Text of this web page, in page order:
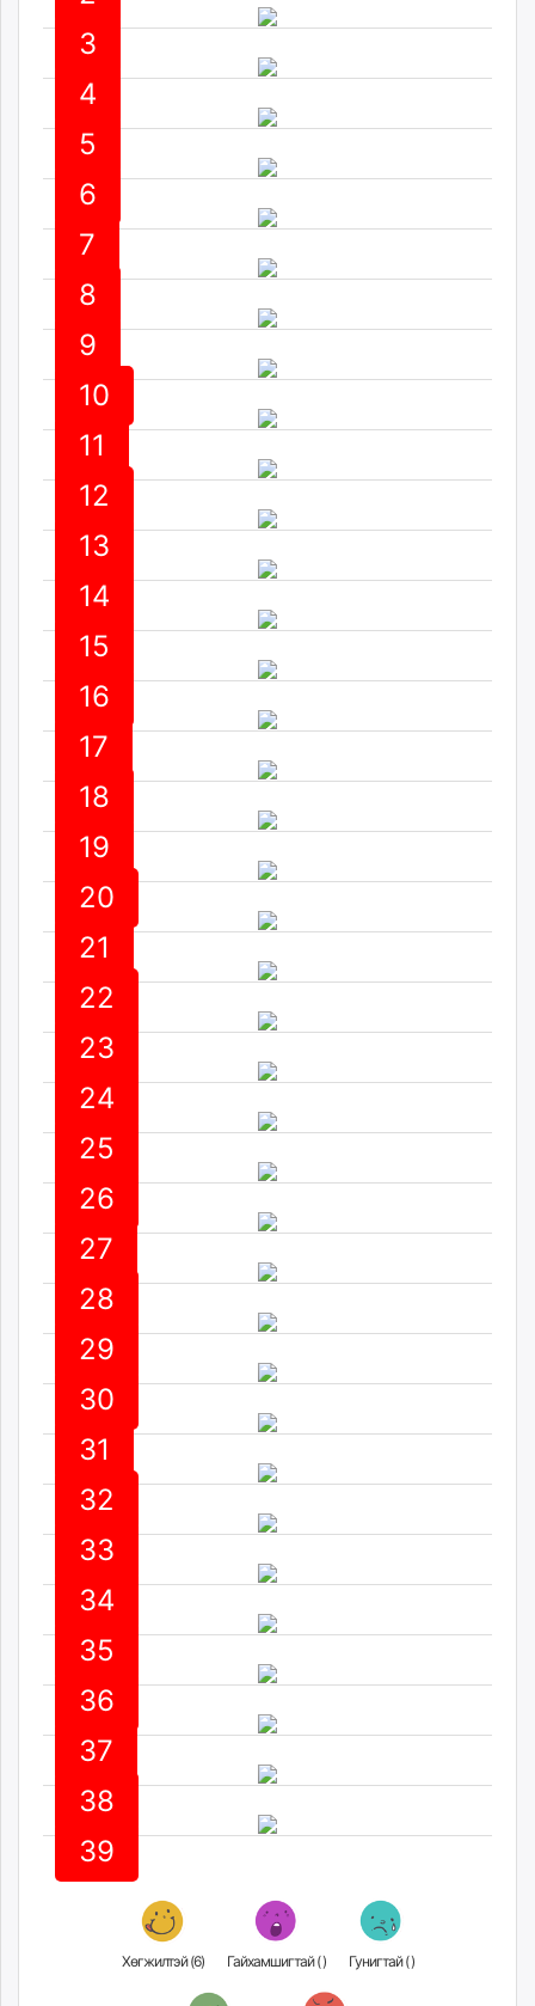
mnb.mn
Livetv.mn
Eguur.mn
24tsag.mn
eagle.mn
ergelt.mn
zarig.mn
today.mn
mminfo.mn
ugluu.mn
urlag.mn
unen.mn
shudarga.mn
shuurhai.mn
unuudur.mn
isee.mn
fact.mn
itoim.mn
tumen.mn
shuum.mn
tvmongolia.mn
unegui.mn
assa.mn
paparazzi.mn
unread.today
3
4
5
6
7
8
9
10
11
12
13
14
15
16
17
18
19
20
21
22
23
24
25
26
27
28
29
30
31
32
33
34
35
36
37
38
39
Хөгжилтэй (6) Гайхамшигтай () Гунигтай ()